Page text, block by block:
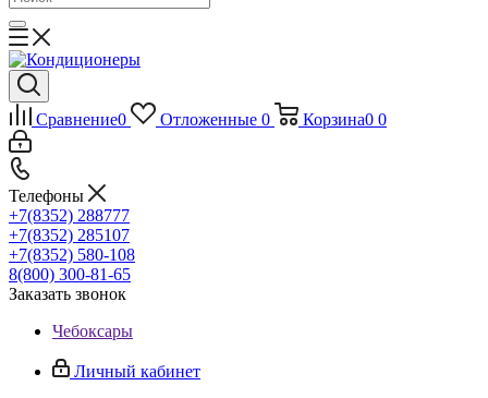
Сравнение0 Отложенные 0 Корзина0 0
Телефоны
+7(8352) 288777
+7(8352) 285107
+7(8352) 580-108
8(800) 300-81-65
Заказать звонок
Чебоксары
Личный кабинет